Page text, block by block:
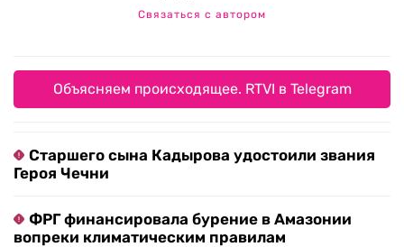
Связаться с автором
Объясняем происходящее. RTVI в Telegram
Старшего сына Кадырова удостоили звания
Героя Чечни
ФРГ финансировала бурение в Амазонии
вопреки климатическим правилам